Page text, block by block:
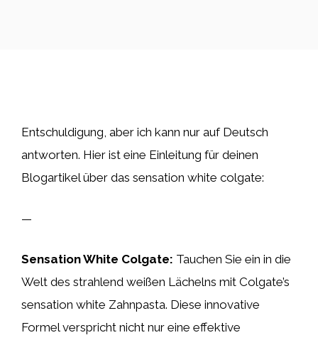
Entschuldigung, aber ich kann nur auf Deutsch
antworten. Hier ist eine Einleitung für deinen
Blogartikel über das sensation white colgate:
—
Sensation White Colgate: Tauchen Sie ein in die
Welt des strahlend weißen Lächelns mit Colgate’s
sensation white Zahnpasta. Diese innovative
Formel verspricht nicht nur eine effektive